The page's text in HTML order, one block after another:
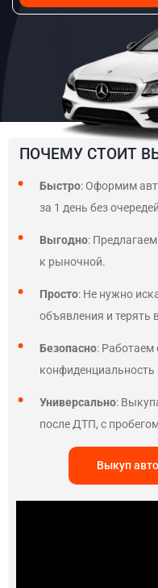
ПОЧЕМУ СТОИТ
Быстро: Оформим
за 1 день без
Выгодно:
к рыночной.
Просто: Не нужно
объявления и терять
Безопасно: Работаем
конфиденциальность
Универсально:
после ДТП, с
Выкуп